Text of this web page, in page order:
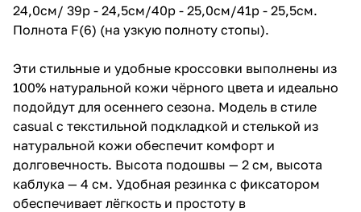
24,0см/ 39р - 24,5см/40р - 25,0см/41р - 25,5см.
Полнота F(6) (на узкую полноту стопы).
Эти стильные и удобные кроссовки выполнены из
100% натуральной кожи чёрного цвета и идеально
подойдут для осеннего сезона. Модель в стиле
casual с текстильной подкладкой и стелькой из
натуральной кожи обеспечит комфорт и
долговечность. Высота подошвы — 2 см, высота
каблука — 4 см. Удобная резинка с фиксатором
обеспечивает лёгкость и простоту в